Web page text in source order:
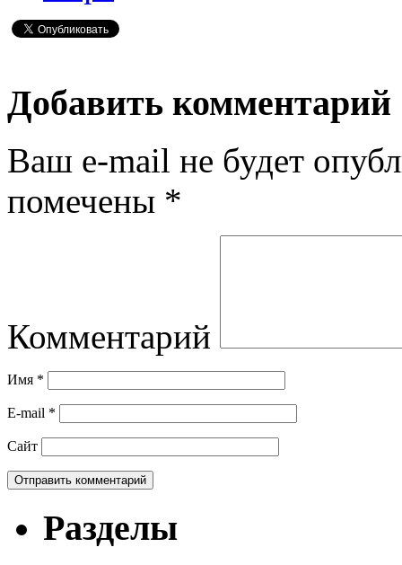
Добавить комментарий
Ваш e-mail не будет
помечены *
Комментарий
Имя *
E-mail *
Сайт
Разделы